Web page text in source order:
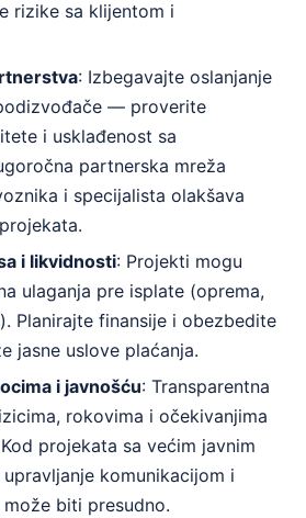
rizike sa klijentom i
: Izbegavajte oslanjanje
— proverite
i usklađenost sa
partnerska mreža
i specijalista olakšava
i likvidnosti: Projekti mogu
ulaganja pre isplate (oprema,
Planirajte finansije i obezbedite
jasne uslove plaćanja.
i javnošću: Transparentna
rokovima i očekivanjima
projekata sa većim javnim
komunikacijom i
biti presudno.